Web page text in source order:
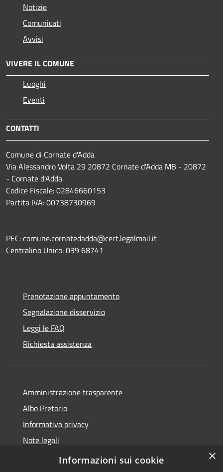
Notizie
Comunicati
Avvisi
VIVERE IL COMUNE
Luoghi
Eventi
CONTATTI
Comune di Cornate d'Adda
Via Alessandro Volta 29 20872 Cornate d'Adda MB - 20872
- Cornate d'Adda
Codice Fiscale: 02846660153
Partita IVA: 00738730969
PEC: comune.cornatedadda@cert.legalmail.it
Centralino Unico: 039 68741
Prenotazione appuntamento
Segnalazione disservizio
Leggi le FAQ
Richiesta assistenza
Amministrazione trasparente
Albo Pretorio
Informativa privacy
Note legali
Dichiarazione di accessibilità
×
Informazioni sui cookie